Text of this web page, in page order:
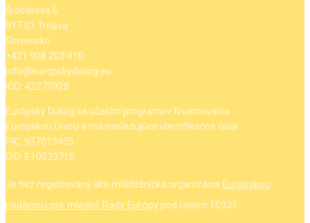
Šrobárova 6
917 01 Trnava
Slovensko
+421 908 203 410
info@europskydialog.eu
IČO: 42270928
Európsky Dialóg sa účastní programov financovania
Európskou Úniou a má nasledujúce identifikačné čísla:
PIC: 937013405
OID: E10033715
Je tiež registrovaný ako mládežnícka organizácia Európskou
nadáciou pre mládež Rady Európy pod číslom 10931.